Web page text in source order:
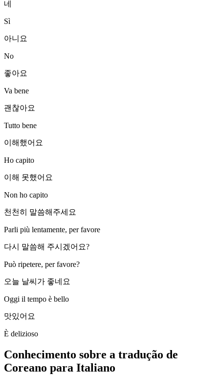
네
Sì
아니요
No
좋아요
Va bene
괜찮아요
Tutto bene
이해했어요
Ho capito
이해 못했어요
Non ho capito
천천히 말씀해주세요
Parli più lentamente, per favore
다시 말씀해 주시겠어요?
Può ripetere, per favore?
오늘 날씨가 좋네요
Oggi il tempo è bello
맛있어요
È delizioso
Conhecimento sobre a tradução de
Coreano para Italiano